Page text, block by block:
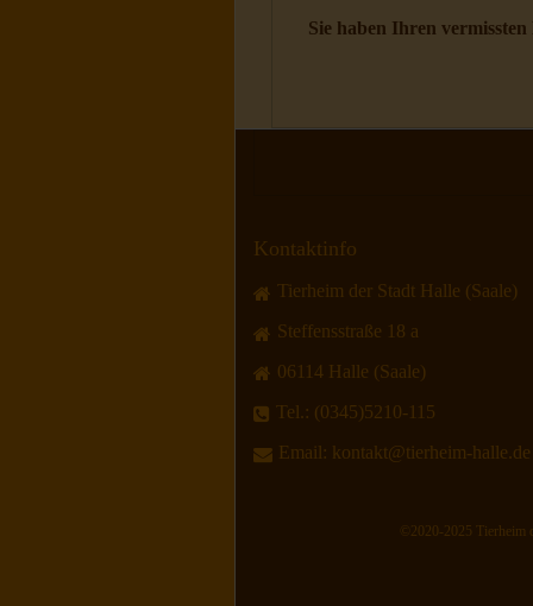
Sie haben Ihren
Kontaktinfo
Tierheim der Stadt Halle (Saale)
Steffensstraße 18 a
06114 Halle (Saale)
Tel.: (0345)5210-115
Email: kontakt@tierheim-halle.de
©2020-2025 Tierheim